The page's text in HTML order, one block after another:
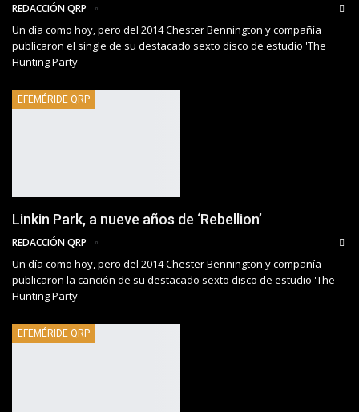
REDACCIÓN QRP
Un día como hoy, pero del 2014 Chester Bennington y compañía
publicaron el single de su destacado sexto disco de estudio 'The
Hunting Party'
EFEMÉRIDE QRP
Linkin Park, a nueve años de ‘Rebellion’
REDACCIÓN QRP
Un día como hoy, pero del 2014 Chester Bennington y compañía
publicaron la canción de su destacado sexto disco de estudio 'The
Hunting Party'
EFEMÉRIDE QRP